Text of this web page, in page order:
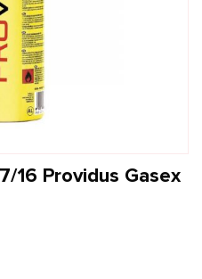
16 Providus Gasex